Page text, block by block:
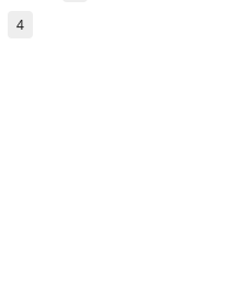
4